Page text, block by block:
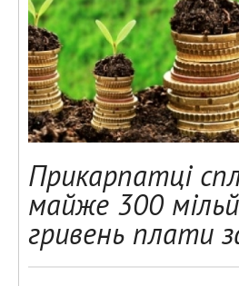
Прикарпатці
майже 300
гривень плати